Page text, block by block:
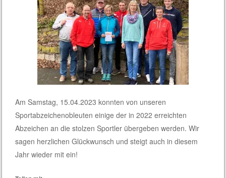
Am Samstag, 15.04.2023 konnten von unseren
Sportabzeichenobleuten einige der in 2022 erreichten
Abzeichen an die stolzen Sportler übergeben werden. Wir
sagen herzlichen Glückwunsch und steigt auch in diesem
Jahr wieder mit ein!